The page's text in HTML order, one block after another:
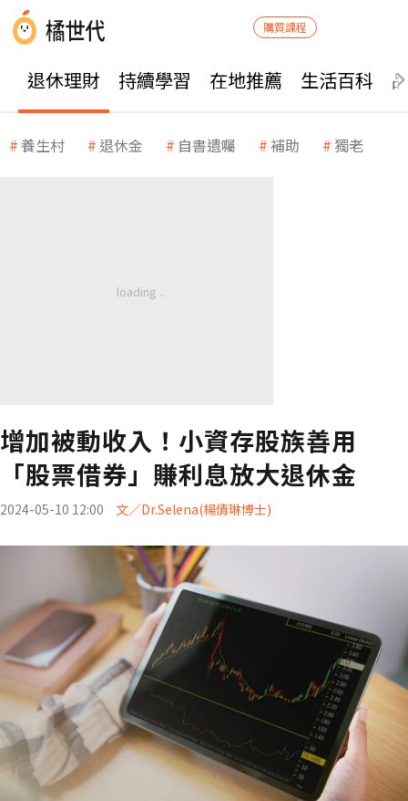
購買課程
退休理財 持續學習 在地推薦 生活百科
養生村 退休金 自書遺囑 補助 獨老
增加被動收入！小資存股族善用
「股票借券」賺利息放大退休金
2024-05-10 12:00 文／Dr.Selena(楊倩琳博士)